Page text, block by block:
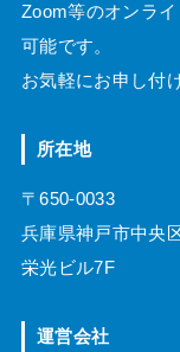
Zoom等のオンラ
可能です。
お気軽にお申し付
所在地
〒650-0033
兵庫県神戸市中央
栄光ビル7F
運営会社